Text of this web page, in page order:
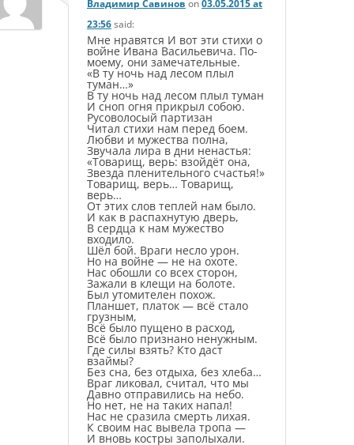
Владимир Савинов on03.05.2015 at
23:56said:
Мне нравятся И вот эти стихи о
войне Ивана Васильевича. По-
моему, они замечательные.
«В ту ночь над лесом плыл
туман…»
В ту ночь над лесом плыл туман
И сноп огня прикрыл собою.
Русоволосый партизан
Читал стихи нам перед боем.
Любви и мужества полна,
Звучала лира в дни ненастья:
«Товарищ, верь: взойдёт она,
Звезда пленительного счастья!»
Товарищ, верь… Товарищ,
верь…
От этих слов теплей нам было.
И как в распахнутую дверь,
В сердца к нам мужество
входило.
Шёл бой. Враги несло урон.
Но на войне — не на охоте.
Нас обошли со всех сторон,
Зажали в клещи на болоте.
Был утомителен похож.
Планшет, платок — всё стало
грузным,
Всё было пущено в расход,
Всё было признано ненужным.
Где силы взять? Кто даст
взаймы?
Без сна, без отдыха, без хлеба…
Враг ликовал, считал, что мы
Давно отправились на небо.
Но нет, не на таких напал!
Нас не сразила смерть лихая.
К своим нас вывела тропа —
И вновь костры заполыхали.